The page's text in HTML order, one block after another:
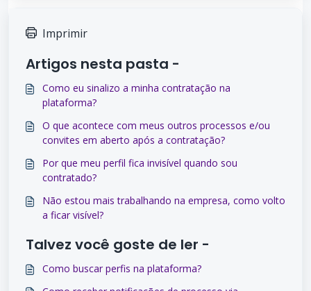
Imprimir
Artigos nesta pasta -
Como eu sinalizo a minha contratação na
plataforma?
O que acontece com meus outros processos e/ou
convites em aberto após a contratação?
Por que meu perfil fica invisível quando sou
contratado?
Não estou mais trabalhando na empresa, como volto
a ficar visível?
Talvez você goste de ler -
Como buscar perfis na plataforma?